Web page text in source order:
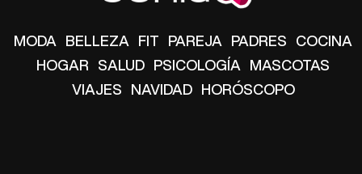
MODA BELLEZA FIT PAREJA PADRES COCINA
HOGAR SALUD PSICOLOGÍA MASCOTAS
VIAJES NAVIDAD HORÓSCOPO